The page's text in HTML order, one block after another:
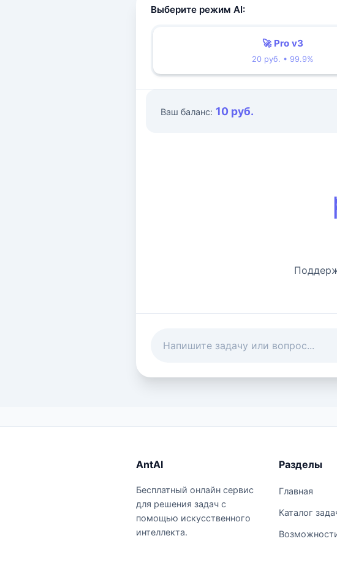
Выберите режим AI:
🚀 Pro v3
20 руб. • 99.9%
Ваш баланс: 10 руб.
AntAI
Бесплатный онлайн сервис
для решения задач с
помощью искусственного
интеллекта.
Разделы
Главная
Каталог